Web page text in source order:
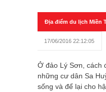
Địa điểm du lịch Miền
17/06/2016 22:12:05
Ở đảo Lý Sơn, cách
những cư dân Sa
sống và để lại cho